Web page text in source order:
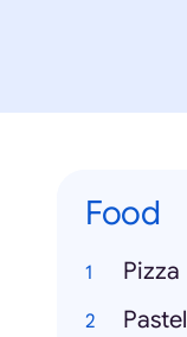
Food
Pizza
Pastel